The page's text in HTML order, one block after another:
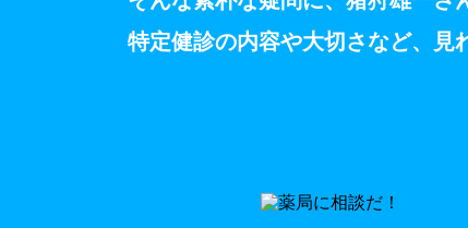
特定健診の内容や大切さなど、見